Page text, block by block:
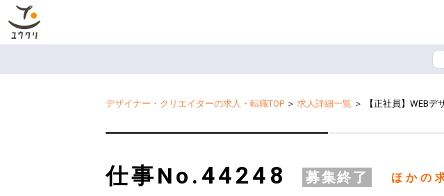
デザイナー・クリエイターの求人・転職TOP ＞ 求人詳細一覧 ＞ 【正社員】WEB
仕事No. 44248 募集終了 ほかの